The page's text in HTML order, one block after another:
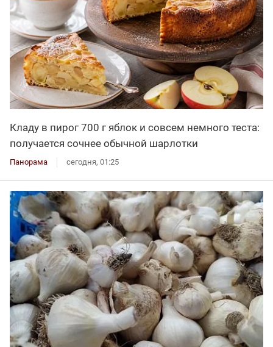
Кладу в пирог 700 г яблок и совсем немного теста:
получается сочнее обычной шарлотки
Панорама сегодня, 01:25